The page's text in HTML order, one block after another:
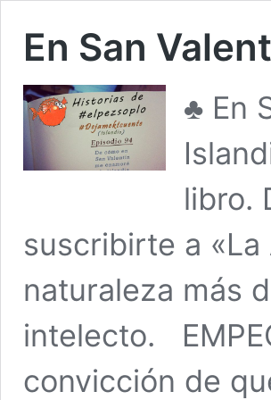
En San
♣ En
libro.
suscribirte a
naturaleza más
intelecto.
convicción de